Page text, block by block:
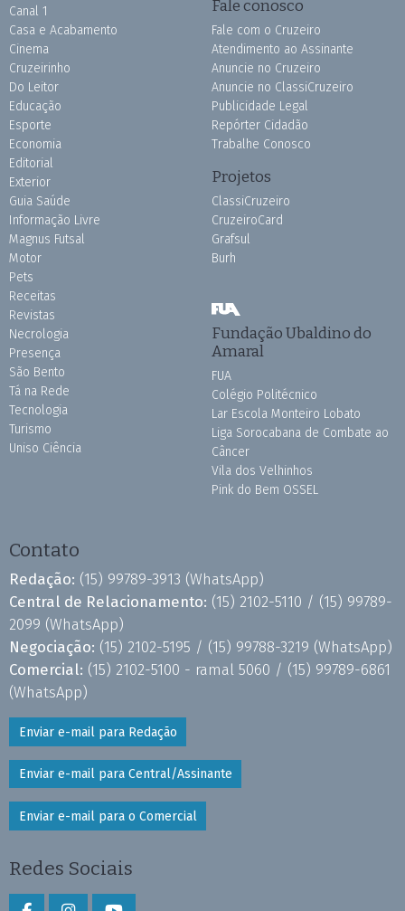
Canal 1
Casa e Acabamento
Cinema
Cruzeirinho
Do Leitor
Educação
Esporte
Economia
Editorial
Exterior
Guia Saúde
Informação Livre
Magnus Futsal
Motor
Pets
Receitas
Revistas
Necrologia
Presença
São Bento
Tá na Rede
Tecnologia
Turismo
Uniso Ciência
Fale conosco
Fale com o Cruzeiro
Atendimento ao Assinante
Anuncie no Cruzeiro
Anuncie no ClassiCruzeiro
Publicidade Legal
Repórter Cidadão
Trabalhe Conosco
Projetos
ClassiCruzeiro
CruzeiroCard
Grafsul
Burh
Fundação Ubaldino do
Amaral
FUA
Colégio Politécnico
Lar Escola Monteiro Lobato
Liga Sorocabana de Combate ao
Câncer
Vila dos Velhinhos
Pink do Bem OSSEL
Contato
Redação: (15) 99789-3913 (WhatsApp)
Central de Relacionamento: (15) 2102-5110 / (15) 99789-
2099 (WhatsApp)
Negociação: (15) 2102-5195 / (15) 99788-3219 (WhatsApp)
Comercial: (15) 2102-5100 - ramal 5060 / (15) 99789-6861
(WhatsApp)
Enviar e-mail para Redação
Enviar e-mail para Central/Assinante
Enviar e-mail para o Comercial
Redes Sociais